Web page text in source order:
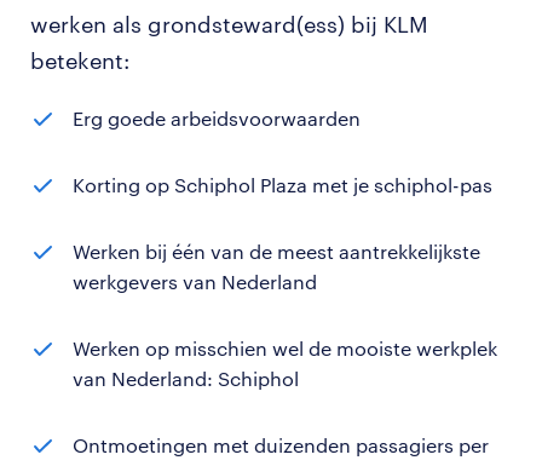
werken als grondsteward(ess) bij KLM
betekent:
Erg goede arbeidsvoorwaarden
Korting op Schiphol Plaza met je schiphol-pas
Werken bij één van de meest aantrekkelijkste
werkgevers van Nederland
Werken op misschien wel de mooiste werkplek
van Nederland: Schiphol
Ontmoetingen met duizenden passagiers per